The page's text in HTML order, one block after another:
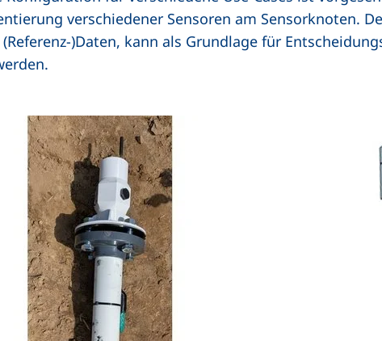
verschiedener Sensoren am Sensorknoten.
)Daten, kann als Grundlage für